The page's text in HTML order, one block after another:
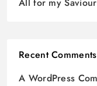
All for my
Recent Comments
A WordPress